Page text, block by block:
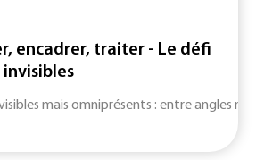
encadrer, traiter - Le défi
mais omniprésents : entre angles